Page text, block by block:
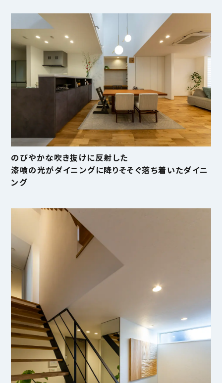
のびやかな吹き抜けに反射した
漆喰の光がダイニングに降りそそぐ落ち着いたダイニ
ング